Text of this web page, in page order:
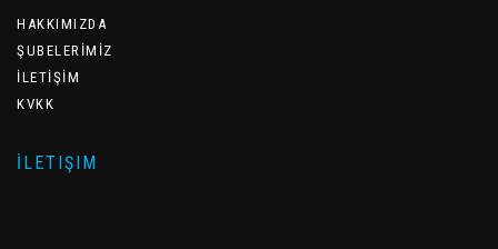
HAKKIMIZDA
ŞUBELERİMİZ
İLETİŞİM
KVKK
İLETIŞIM